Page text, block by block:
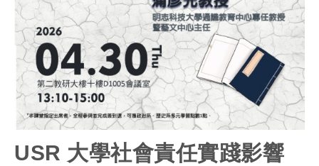
USR 大學社會責任實踐影響